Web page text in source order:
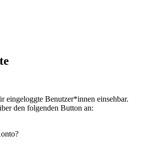
eingeloggte Benutzer*innen einsehbar.
den folgenden Button an: